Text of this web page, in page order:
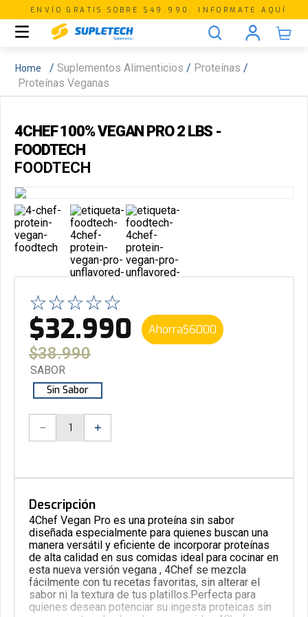
ENVÍO GRATIS SOBRE $49.990. INFORMATE AQUÍ
Suplementos Alimenticios
Proteínas
Proteínas Veganas
4CHEF 100% VEGAN PRO 2 LBS -
FOODTECH
FOODTECH
☆☆☆☆☆
$32.990 Ahorra$6000
$38.990
SABOR
Sin Sabor
＋
－
Descripción
4Chef Vegan Pro es una proteína sin sabor
diseñada especialmente para quienes buscan una
manera versátil y eficiente de incorporar proteínas
de alta calidad en sus comidas ideal para cocinar en
esta nueva versión vegana , 4Chef se mezcla
fácilmente con tu recetas favoritas, sin alterar el
sabor ni la textura de tus platillos.Perfecta para
quienes desean potenciar su ingesta proteicas sin